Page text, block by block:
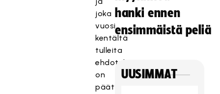
joka
vuosi
kentältä
tulleita
ehdotuksia
on
päätynyt
hanki ennen
ensimmäistä peliä
UUSIMMAT